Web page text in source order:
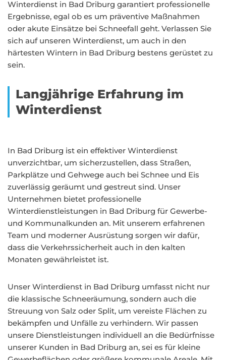
Winterdienst in Bad Driburg garantiert professionelle
Ergebnisse, egal ob es um präventive Maßnahmen
oder akute Einsätze bei Schneefall geht. Verlassen Sie
sich auf unseren Winterdienst, um auch in den
härtesten Wintern in Bad Driburg bestens gerüstet zu
sein.
Langjährige Erfahrung im
Winterdienst
In Bad Driburg ist ein effektiver Winterdienst
unverzichtbar, um sicherzustellen, dass Straßen,
Parkplätze und Gehwege auch bei Schnee und Eis
zuverlässig geräumt und gestreut sind. Unser
Unternehmen bietet professionelle
Winterdienstleistungen in Bad Driburg für Gewerbe-
und Kommunalkunden an. Mit unserem erfahrenen
Team und moderner Ausrüstung sorgen wir dafür,
dass die Verkehrssicherheit auch in den kalten
Monaten gewährleistet ist.
Unser Winterdienst in Bad Driburg umfasst nicht nur
die klassische Schneeräumung, sondern auch die
Streuung von Salz oder Split, um vereiste Flächen zu
bekämpfen und Unfälle zu verhindern. Wir passen
unsere Dienstleistungen individuell an die Bedürfnisse
unserer Kunden in Bad Driburg an, sei es für kleine